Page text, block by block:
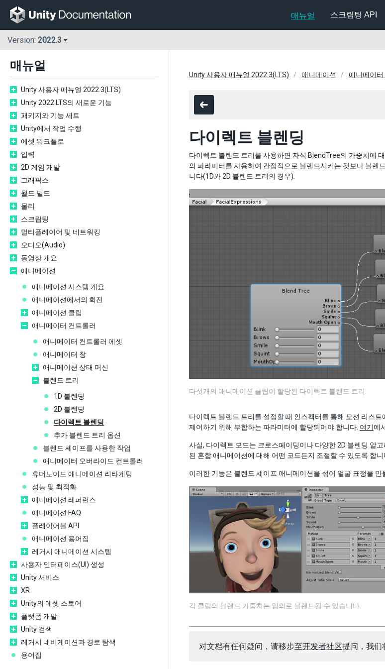
매뉴얼 스크립팅 API
Version: 2022.3
매뉴얼
Unity 사용자 매뉴얼 2022.3(LTS)
Unity 2022 LTS의 새로운 기능
패키지와 기능 세트
Unity에서 작업 수행
에셋 워크플로
입력
2D 게임 개발
그래픽스
월드 빌드
물리
스크립팅
멀티플레이어 및 네트워킹
오디오(Audio)
동영상 개요
애니메이션
애니메이션 시스템 개요
애니메이션에서의 회전
애니메이션 클립
애니메이터 컨트롤러
애니메이터 컨트롤러 에셋
애니메이터 창
애니메이션 상태 머신
블렌드 트리
1D 블렌딩
2D 블렌딩
다이렉트 블렌딩
추가 블렌드 트리 옵션
블렌드 셰이프를 사용한 작업
애니메이터 오버라이드 컨트롤러
휴머노이드 애니메이션 리타게팅
성능 및 최적화
애니메이션 레퍼런스
애니메이션 FAQ
플레이어블 API
애니메이션 용어집
레거시 애니메이션 시스템
사용자 인터페이스(UI) 생성
Unity 서비스
XR
Unity의 에셋 스토어
플랫폼 개발
Unity 검색
레거시 네비게이션과 경로 탐색
용어집
Unity 사용자 매뉴얼 2022.3(LTS) 애니메이션 애니메이터
다이렉트 블렌딩
다이렉트 블렌드 트리를 사용하면 자식 BlendTree의 가중치에
의 파라미터를 사용하여 간접적으로 블렌드시키는 것보다 블렌
니다(1D와 2D 블렌드 트리의 경우).
다섯개의 애니메이션 클립이 할당된 다이렉트 블렌드 트리.
다이렉트 블렌드 트리를 설정할 때 인스펙터를 통해 모션 리스
제어하기 위해 부합하는 파라미터에 할당되어야 합니다. 여기에
사실, 다이렉트 모드는 크로스페이딩이나 다양한 2D 블렌딩 알
된 혼합 애니메이션에 대해 어떤 코드든지 조절할 수 있도록 합니
이러한 기능은 블렌드 셰이프 애니메이션을 섞어 얼굴 표정을
각 클립의 블렌드 가중치는 임의로 블렌드될 수 있습니다.
对文档有任何疑问，请移步至开发者社区提问，我们